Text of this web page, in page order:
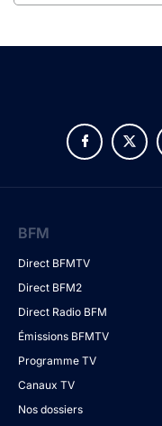
BFM
Direct BFMTV
Direct BFM2
Direct Radio BFM
Émissions BFMTV
Programme TV
Canaux TV
Nos dossiers